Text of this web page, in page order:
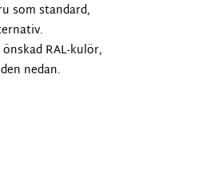
som standard,
RAL-kulör,
nedan.